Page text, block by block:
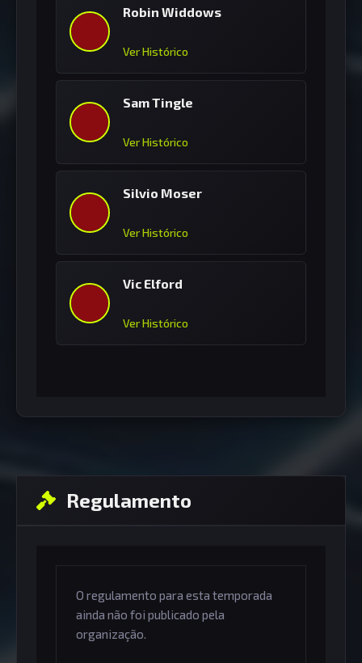
Robin Widdows
Ver Histórico
Sam Tingle
Ver Histórico
Silvio Moser
Ver Histórico
Vic Elford
Ver Histórico
Regulamento
O regulamento para esta temporada
ainda não foi publicado pela
organização.